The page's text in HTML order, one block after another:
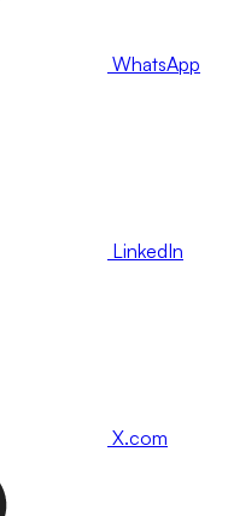
WhatsApp
LinkedIn
X.com